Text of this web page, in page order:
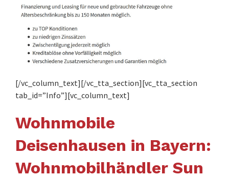
[/vc_column_text][/vc_tta_section][vc_tta_section
tab_id=”Info”][vc_column_text]
Wohnmobile
Deisenhausen in Bayern:
Wohnmobilhändler Sun